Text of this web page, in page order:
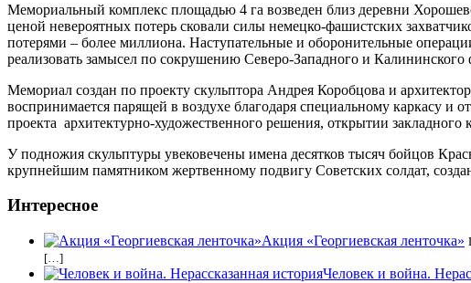
Мемориальный комплекс площадью 4 га возведен близ деревни
ценой невероятных потерь сковали силы немецко-фашистских
потерями – более миллиона. Наступательные и оборонительные
реализовать замысел по сокрушению Северо-Западного и
Мемориал создан по проекту скульптора Андрея Коробцова и
воспринимается парящей в воздухе благодаря специальному каркасу и
проекта архитектурно-художественного решения, открытии
У подножия скульптуры увековечены имена десятков тысяч бойцов
крупнейшим памятником жертвенному подвигу Советских солдат,
Интересное
Акция «Георгиевская ленточка»
[…]
Человек и война.